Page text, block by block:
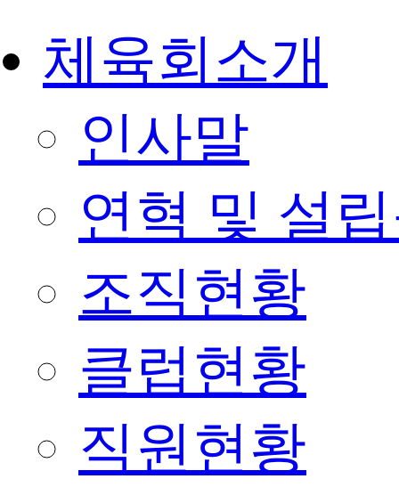
체육회소개
인사말
연혁 및 설
조직현황
클럽현황
직원현황